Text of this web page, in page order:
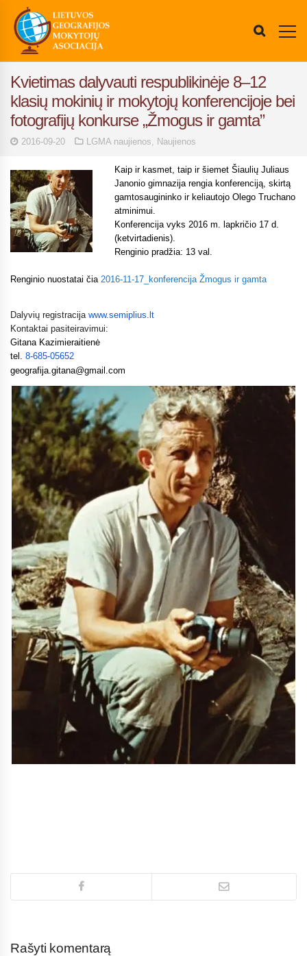
Kvietimas dalyvauti respublikinėje 8–12
klasių mokinių ir mokytojų konferencijoje bei
fotografijų konkurse „Žmogus ir gamta”
2016-09-20 LGMA naujienos, Naujienos
Kaip ir kasmet, taip ir šiemet Šiaulių Juliaus
Janonio gimnazija rengia konferenciją, skirtą
gamtosaugininko ir keliautojo Olego Truchano
atminimui.
Konferencija vyks 2016 m. lapkričio 17 d.
(ketvirtadienis).
Renginio pradžia: 13 val.
Renginio nuostatai čia 2016-11-17_konferencija Žmogus ir gamta
Dalyvių registracija www.semiplius.lt
Kontaktai pasiteiravimui:
Gitana Kazimieraitienė
tel. 8-685-05652
geografija.gitana@gmail.com
Rašyti komentarą